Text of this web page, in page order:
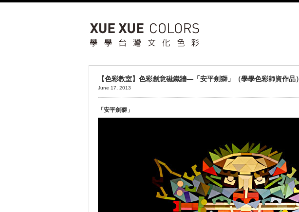
【色彩教室】色彩創意磁鐵牆—「安平劍獅」（學學色彩師資作品）
June 17, 2013
「安平劍獅」